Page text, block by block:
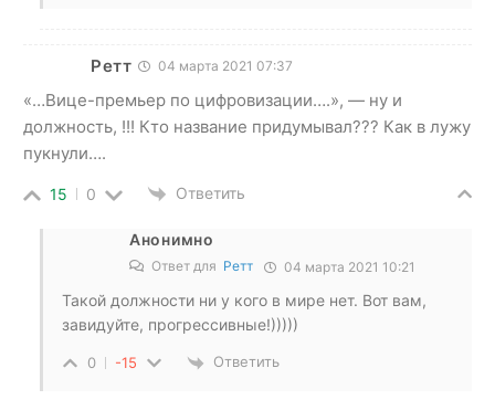
Ретт 04 марта 2021 07:37
«…Вице-премьер по цифровизации….», — ну и
должность, !!! Кто название придумывал??? Как в лужу
пукнули….
15 0 Ответить
Анонимно
Ответ для Ретт 04 марта 2021 10:21
Такой должности ни у кого в мире нет. Вот вам,
завидуйте, прогрессивные!)))))
0 -15 Ответить